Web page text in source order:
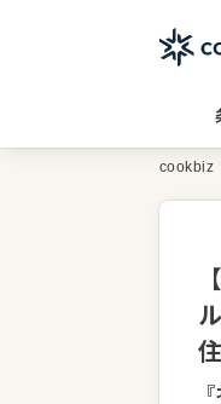
cookbiz